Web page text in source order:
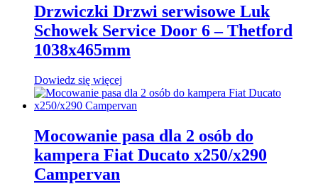
Drzwiczki Drzwi serwisowe Luk
Schowek Service Door 6 – Thetford
1038x465mm
Dowiedz się więcej
Mocowanie pasa dla 2 osób do
kampera Fiat Ducato x250/x290
Campervan